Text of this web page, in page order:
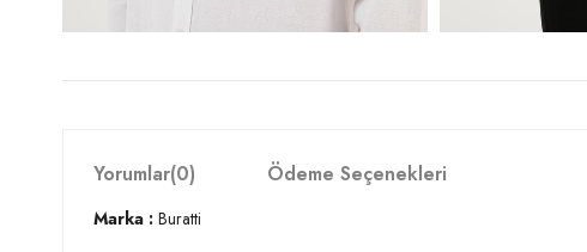
Yorumlar(0) Ödeme Seçenekleri
Marka : Buratti